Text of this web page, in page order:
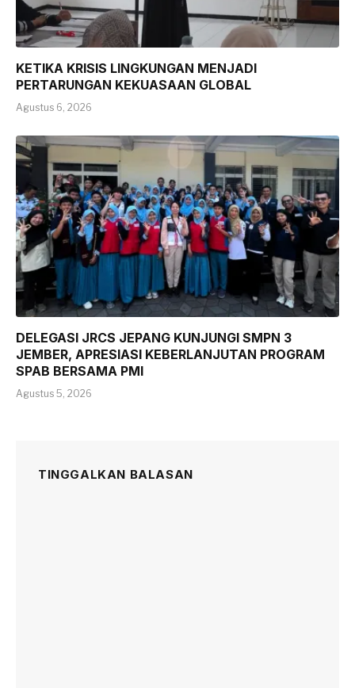
KETIKA KRISIS LINGKUNGAN MENJADI
PERTARUNGAN KEKUASAAN GLOBAL
Agustus 6, 2026
DELEGASI JRCS JEPANG KUNJUNGI SMPN 3
JEMBER, APRESIASI KEBERLANJUTAN PROGRAM
SPAB BERSAMA PMI
Agustus 5, 2026
TINGGALKAN BALASAN